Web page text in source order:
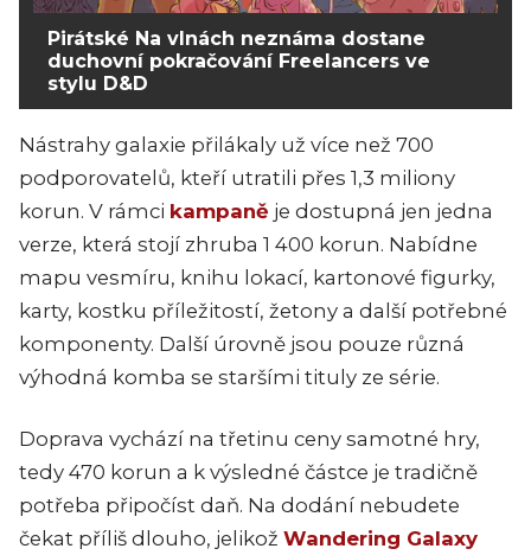
Pirátské Na vlnách neznáma dostane
duchovní pokračování Freelancers ve
stylu D&D
Nástrahy galaxie přilákaly už více než 700
podporovatelů, kteří utratili přes 1,3 miliony
korun. V rámci kampaně je dostupná jen jedna
verze, která stojí zhruba 1 400 korun. Nabídne
mapu vesmíru, knihu lokací, kartonové figurky,
karty, kostku příležitostí, žetony a další potřebné
komponenty. Další úrovně jsou pouze různá
výhodná komba se staršími tituly ze série.
Doprava vychází na třetinu ceny samotné hry,
tedy 470 korun a k výsledné částce je tradičně
potřeba připočíst daň. Na dodání nebudete
čekat příliš dlouho, jelikož Wandering Galaxy